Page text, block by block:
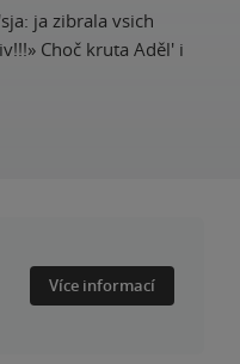
ja zibrala vsich
Choč kruta Aděl' i
Více informací